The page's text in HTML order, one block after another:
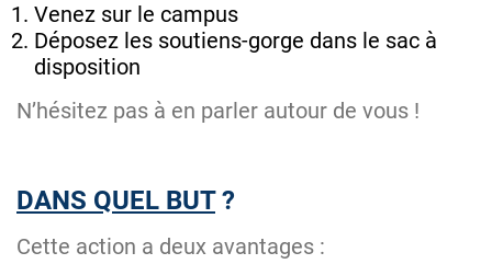
Venez sur le campus
Déposez les soutiens-gorge dans le sac à
disposition
N’hésitez pas à en parler autour de vous !
DANS QUEL BUT?
Cette action a deux avantages :